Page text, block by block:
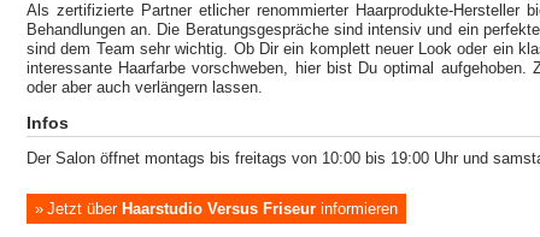
Als zertifizierte Partner etlicher renommierter Haarprodukte-Hersteller
Behandlungen an. Die Beratungsgespräche sind intensiv und ein
sind dem Team sehr wichtig. Ob Dir ein komplett neuer Look oder ein
interessante Haarfarbe vorschweben, hier bist Du optimal aufgehoben.
oder aber auch verlängern lassen.
Infos
Der Salon öffnet montags bis freitags von 10:00 bis 19:00 Uhr und
Jetzt über Haarstudio Versus Friseur informieren